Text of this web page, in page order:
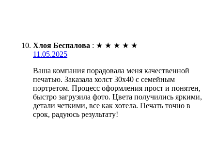
Хлоя Беспалова : ★ ★ ★ ★ ★
11.05.2025
Ваша компания порадовала меня качественной
печатью. Заказала холст 30х40 с семейным
портретом. Процесс оформления прост и понятен,
быстро загрузила фото. Цвета получились яркими,
детали четкими, все как хотела. Печать точно в
срок, радуюсь результату!